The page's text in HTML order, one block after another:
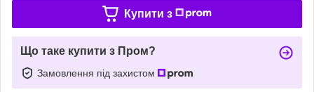
Купити з
Що таке купити з Пром?
Замовлення під захистом